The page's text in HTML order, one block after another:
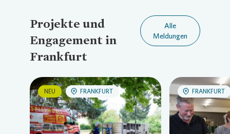
Projekte und
Engagement in
Frankfurt
Alle
Meldungen
NEU FRANKFURT FRANKFURT